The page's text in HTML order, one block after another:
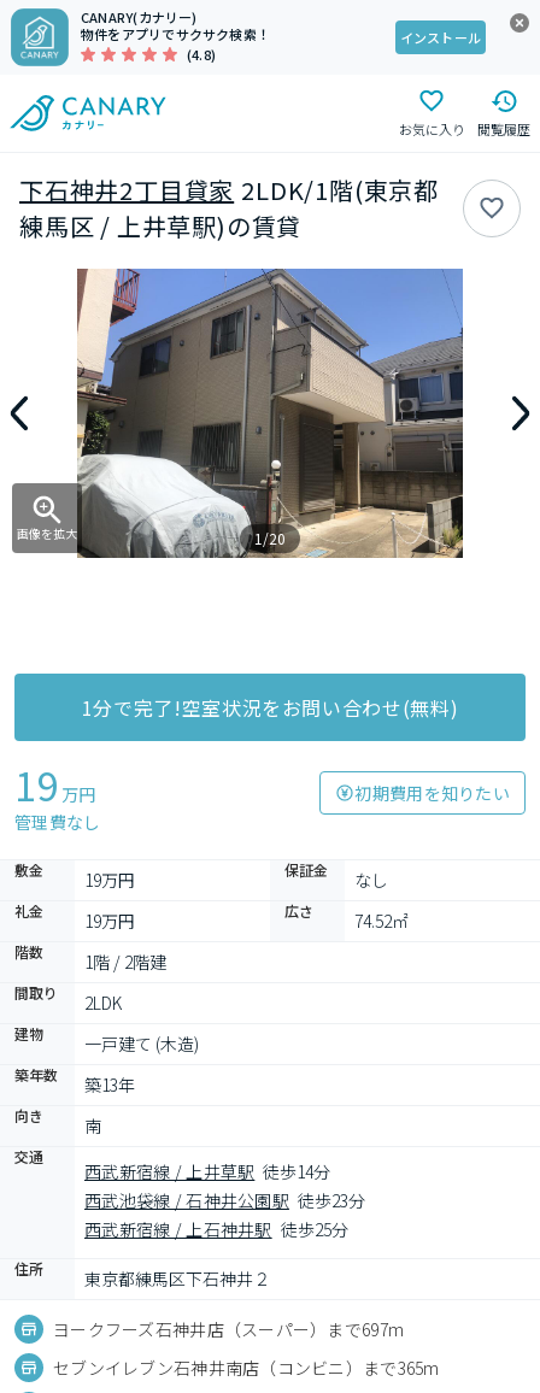
CANARY(カナリー)
物件をアプリでサクサク検索！
(4.8)
インストール
お気に入り 閲覧履歴
下石神井2丁目貸家 2LDK/1階(東京都
練馬区 / 上井草駅)の賃貸
画像を拡大 1/20
1分で完了!空室状況をお問い合わせ(無料)
19 万円
管理費なし
初期費用を知りたい
敷金 19万円 保証金 なし
礼金 19万円 広さ 74.52㎡
階数 1階 / 2階建
間取り 2LDK
建物 一戸建て (木造)
築年数 築13年
向き 南
交通
西武新宿線 / 上井草駅 徒歩14分
西武池袋線 / 石神井公園駅 徒歩23分
西武新宿線 / 上石神井駅 徒歩25分
住所 東京都練馬区下石神井２
ヨークフーズ石神井店（スーパー）まで697m
セブンイレブン石神井南店（コンビニ）まで365m